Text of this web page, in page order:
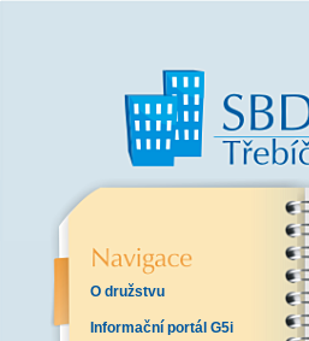
O družstvu
Informační portál G5i